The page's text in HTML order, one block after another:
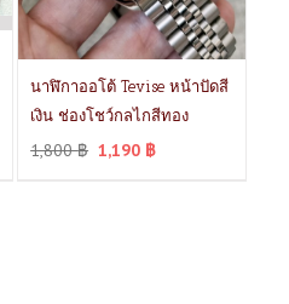
นาฬิกาออโต้ Tevise หน้าปัดสี
เงิน ช่องโชว์กลไกสีทอง
1,800฿ 1,190 ฿